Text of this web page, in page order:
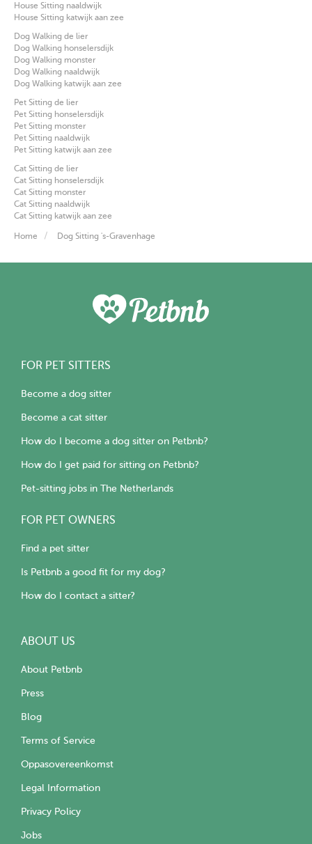
House Sitting naaldwijk
House Sitting katwijk aan zee
Dog Walking de lier
Dog Walking honselersdijk
Dog Walking monster
Dog Walking naaldwijk
Dog Walking katwijk aan zee
Pet Sitting de lier
Pet Sitting honselersdijk
Pet Sitting monster
Pet Sitting naaldwijk
Pet Sitting katwijk aan zee
Cat Sitting de lier
Cat Sitting honselersdijk
Cat Sitting monster
Cat Sitting naaldwijk
Cat Sitting katwijk aan zee
Home Dog Sitting 's-Gravenhage
FOR PET SITTERS
Become a dog sitter
Become a cat sitter
How do I become a dog sitter on Petbnb?
How do I get paid for sitting on Petbnb?
Pet-sitting jobs in The Netherlands
FOR PET OWNERS
Find a pet sitter
Is Petbnb a good fit for my dog?
How do I contact a sitter?
ABOUT US
About Petbnb
Press
Blog
Terms of Service
Oppasovereenkomst
Legal Information
Privacy Policy
Jobs